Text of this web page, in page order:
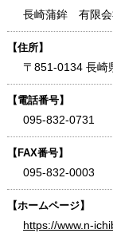
長崎蒲鉾 有限会
【住所】
〒851-0134 長崎
【電話番号】
095-832-0731
【FAX番号】
095-832-0003
【ホームページ】
https://www.n-